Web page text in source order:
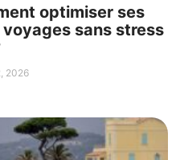
optimiser ses
sans stress
2026